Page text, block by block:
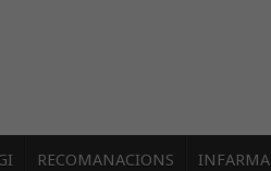
RECOMANACIONS INFARMA